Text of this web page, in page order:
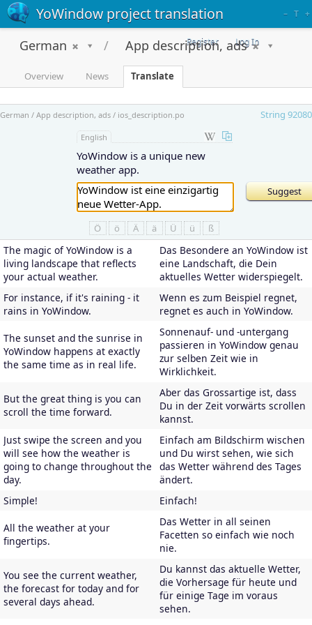
YoWindow project translation – T +
Register Log In
German App description, ads
Overview News Translate
German / App description, ads / ios_description.po String 92080
English
YoWindow is a unique new
weather app.
Ö ö Ä ä Ü ü ß
The magic of YoWindow is a
living landscape that reflects
your actual weather.
Das Besondere an YoWindow ist
eine Landschaft, die Dein
aktuelles Wetter widerspiegelt.
For instance, if it's raining - it
rains in YoWindow.
Wenn es zum Beispiel regnet,
regnet es auch in YoWindow.
The sunset and the sunrise in
YoWindow happens at exactly
the same time as in real life.
Sonnenauf- und -untergang
passieren in YoWindow genau
zur selben Zeit wie in
Wirklichkeit.
But the great thing is you can
scroll the time forward.
Aber das Grossartige ist, dass
Du in der Zeit vorwärts scrollen
kannst.
Just swipe the screen and you
will see how the weather is
going to change throughout the
day.
Einfach am Bildschirm wischen
und Du wirst sehen, wie sich
das Wetter während des Tages
ändert.
Simple!
Einfach!
All the weather at your
fingertips.
Das Wetter in all seinen
Facetten so einfach wie noch
nie.
You see the current weather,
the forecast for today and for
several days ahead.
Du kannst das aktuelle Wetter,
die Vorhersage für heute und
für einige Tage im voraus
sehen.